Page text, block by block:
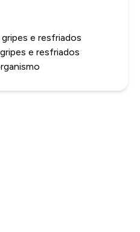
e resfriados
e resfriados